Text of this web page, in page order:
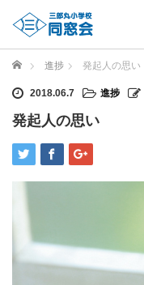
ホーム 進捗 発起人の思い
2018.06.7 進捗
発起人の思い